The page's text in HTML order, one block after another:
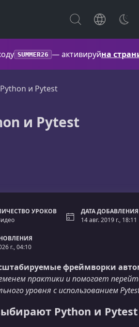
SUMMER26 — активируйна
и Pytest
и Pytest
УРОКОВ
ДАТА ДОБАВЛЕНИЯ
14 авг. 2019 г., 18:11
г., 04:10
фреймворки
практики и помогает
уровня с использованием
Python и Pytest